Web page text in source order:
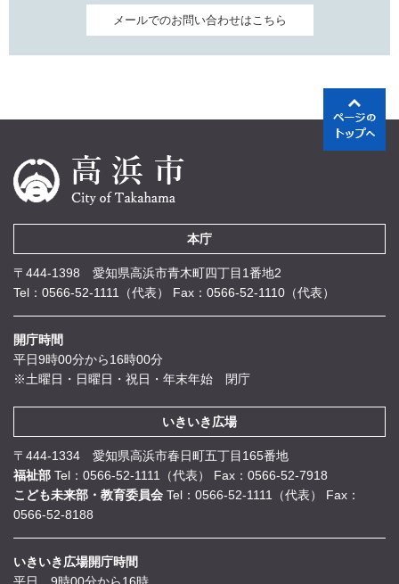
メールでのお問い合わせはこちら
本庁
〒444-1398 愛知県高浜市青木町四丁目1番地2
Tel：0566-52-1111（代表）
Fax：0566-52-1110（代表）
開庁時間
平日9時00分から16時00分
※土曜日・日曜日・祝日・年末年始 閉庁
いきいき広場
〒444-1334 愛知県高浜市春日町五丁目165番地
福祉部 Tel：0566-52-1111（代表）
Fax：0566-52-7918
こども未来部・教育委員会 Tel：0566-52-1111（代表）
Fax：
0566-52-8188
いきいき広場開庁時間